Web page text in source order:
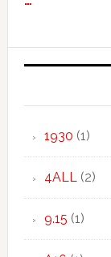
1930 (1)
4ALL(2)
9.15 (1)